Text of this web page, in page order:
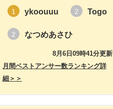
1 ykoouuu 2 Togo
2 なつめあさひ
8月6日09時41分更新
月間ベストアンサー数ランキング詳
細＞＞